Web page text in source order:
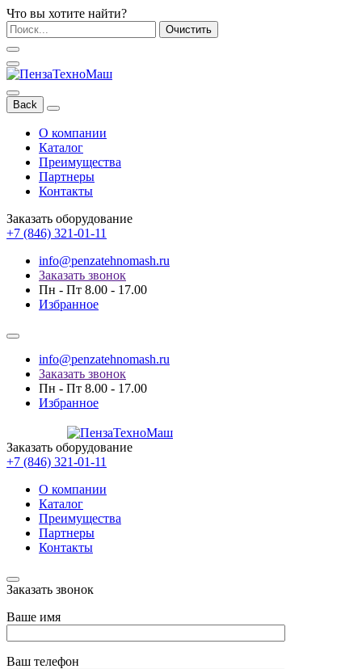
Что вы хотите найти?
Очистить
Back
О компании
Каталог
Преимущества
Партнеры
Контакты
Заказать оборудование
+7 (846) 321-01-11
info@penzatehnomash.ru
Заказать звонок
Пн - Пт 8.00 - 17.00
Избранное
info@penzatehnomash.ru
Заказать звонок
Пн - Пт 8.00 - 17.00
Избранное
Заказать оборудование
+7 (846) 321-01-11
О компании
Каталог
Преимущества
Партнеры
Контакты
Заказать звонок
Ваше имя
Ваш телефон